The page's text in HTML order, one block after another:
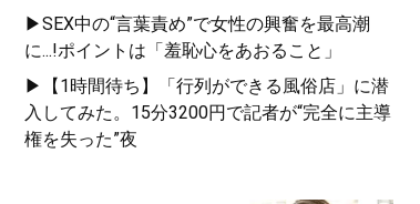
▶SEX中の“言葉責め”で女性の興奮を最高潮
に...!ポイントは「羞恥心をあおること」
▶【1時間待ち】「行列ができる風俗店」に潜
入してみた。15分3200円で記者が“完全に主導
権を失った”夜